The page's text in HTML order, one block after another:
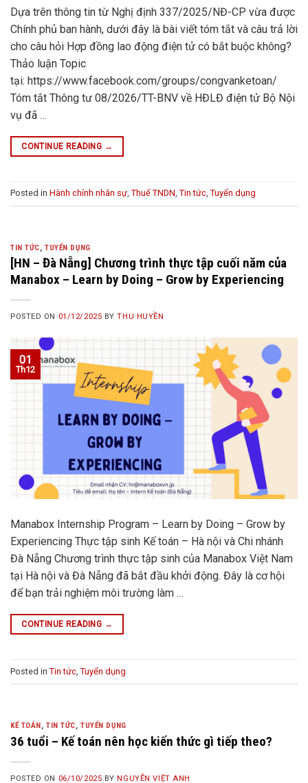
Dựa trên thông tin từ Nghị định 337/2025/NĐ-CP vừa được
Chính phủ ban hành, dưới đây là bài viết tóm tắt và câu trả lời
cho câu hỏi Hợp đồng lao động điện tử có bắt buộc không?
Thảo luận Topic
tại: https://www.facebook.com/groups/congvanketoan/
Tóm tắt Thông tư 08/2026/TT-BNV về HĐLĐ điện tử Bộ Nội
vụ đã …
CONTINUE READING →
Posted in Hành chính nhân sự, Thuế TNDN, Tin tức, Tuyển dụng
TIN TỨC,TUYỂN DỤNG
[HN – Đà Nẵng] Chương trình thực tập cuối năm của
Manabox – Learn by Doing – Grow by Experiencing
POSTED ON 01/12/2025 BYTHU HUYỀN
01
Th12
Manabox Internship Program – Learn by Doing – Grow by
Experiencing Thực tập sinh Kế toán – Hà nội và Chi nhánh
Đà Nẵng Chương trình thực tập sinh của Manabox Việt Nam
tại Hà nội và Đà Nẵng đã bắt đầu khởi động. Đây là cơ hội
để bạn trải nghiệm môi trường làm …
CONTINUE READING →
Posted in Tin tức Tuyển dụng
KẾ TOÁN ,TIN TỨC,TUYỂN DỤNG
36 tuổi – Kế toán nên học kiến thức gì tiếp theo?
POSTED ON 06/10/2025 BYNGUYỄN VIỆT ANH